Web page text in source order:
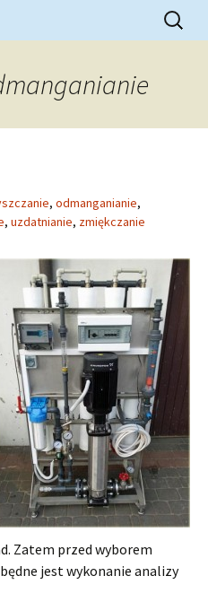
Szukaj:
, odmanganianie,
, uzdatnianie, zmiękczanie
Zatem przed wyborem
jest wykonanie analizy